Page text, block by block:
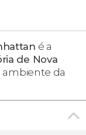
é a
de Nova
ambiente da